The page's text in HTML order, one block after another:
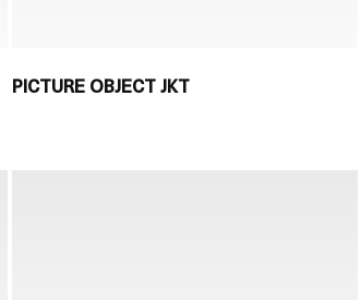
PICTURE OBJECT JKT